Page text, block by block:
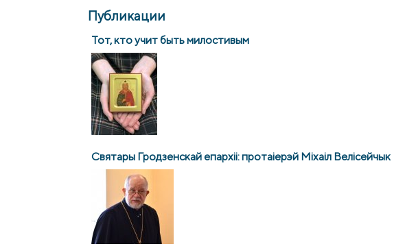
Публикации
Тот, кто учит быть милостивым
Святары Гродзенскай епархіі: протаіерэй Міхаіл Велісейчык